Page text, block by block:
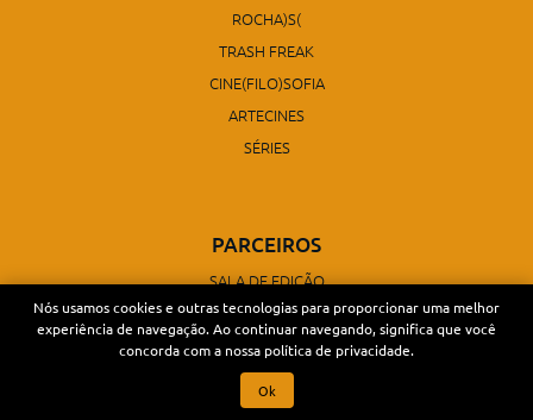
ROCHA)S(
TRASH FREAK
CINE(FILO)SOFIA
ARTECINES
SÉRIES
PARCEIROS
SALA DE EDIÇÃO
TOPÁZIO CINEMAS
Nós usamos cookies e outras tecnologias para proporcionar uma melhor
experiência de navegação. Ao continuar navegando, significa que você
concorda com a nossa política de privacidade.
Ok